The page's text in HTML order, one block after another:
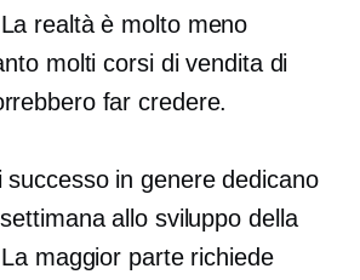
realtà è molto meno
molti corsi di vendita di
far credere.
successo in genere dedicano
allo sviluppo della
maggior parte richiede